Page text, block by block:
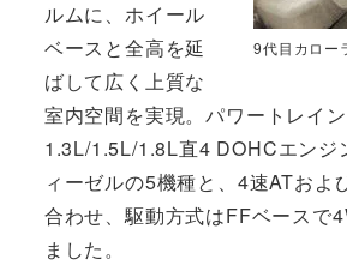
9代目カロー
ルムに、ホイール
ベースと全高を延
ばして広く上質な
室内空間を実現。パワートレイン
1.3L/1.5L/1.8L直4 DOHCエンジ
ィーゼルの5機種と、4速ATおよ
合わせ、駆動方式はFFベースで
ました。